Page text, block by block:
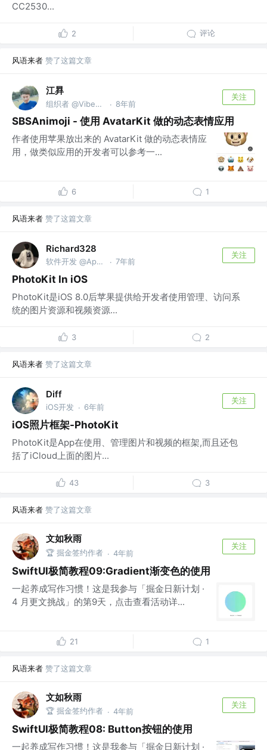
CC2530...
2 评论
风语来者 赞了这篇文章
江昪
组织者 @VibeFriends · 8年前
关注
SBSAnimoji - 使用 AvatarKit 做的动态表情应用
作者使用苹果放出来的 AvatarKit 做的动态表情应
用，做类似应用的开发者可以参考一...
6 1
风语来者 赞了这篇文章
Richard328
软件开发 @Apple · 7年前
关注
PhotoKit In iOS
PhotoKit是iOS 8.0后苹果提供给开发者使用管理、访问系
统的图片资源和视频资源...
3 2
风语来者 赞了这篇文章
Diff
iOS开发 · 6年前
关注
iOS照片框架-PhotoKit
PhotoKit是App在使用、管理图片和视频的框架,而且还包
括了iCloud上面的图片...
43 3
风语来者 赞了这篇文章
文如秋雨
🏆 掘金签约作者 · 4年前
关注
SwiftUI极简教程09:Gradient渐变色的使用
一起养成写作习惯！这是我参与「掘金日新计划 ·
4 月更文挑战」的第9天，点击查看活动详...
21 1
风语来者 赞了这篇文章
文如秋雨
🏆 掘金签约作者 · 4年前
关注
SwiftUI极简教程08: Button按钮的使用
一起养成写作习惯！这是我参与「掘金日新计划 ·